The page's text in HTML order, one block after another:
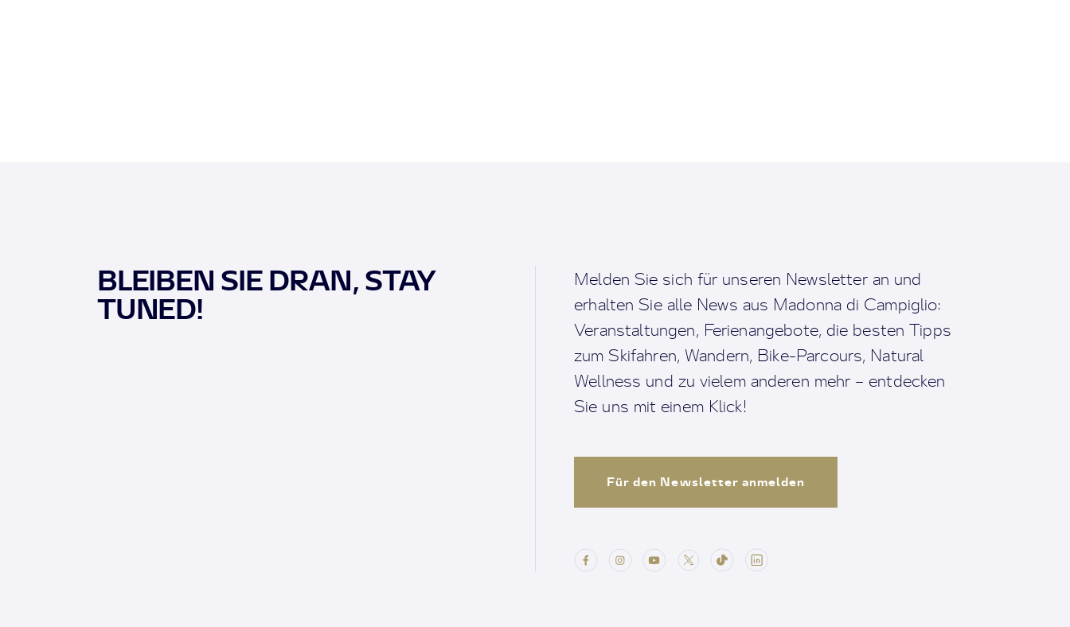
BLEIBEN SIE DRAN, STAY
TUNED!
Melden Sie sich für unseren Newsletter an und
erhalten Sie alle News aus Madonna di Campiglio:
Veranstaltungen, Ferienangebote, die besten Tipps
zum Skifahren, Wandern, Bike-Parcours, Natural
Wellness und zu vielem anderen mehr – entdecken
Sie uns mit einem Klick!
Für den Newsletter anmelden